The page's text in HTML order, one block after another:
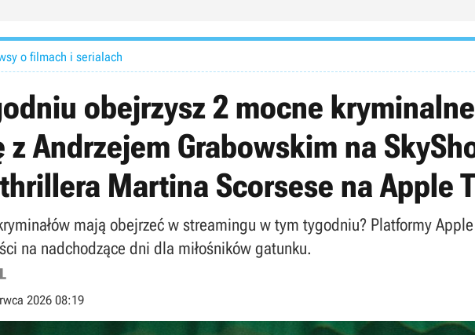
o filmach i serialach
obejrzysz 2 mocne
Andrzejem Grabowskim na
Martina Scorsese na Apple
mają obejrzeć w streamingu w tym tygodniu? Platformy
na nadchodzące dni dla miłośników gatunku.
2026 08:19